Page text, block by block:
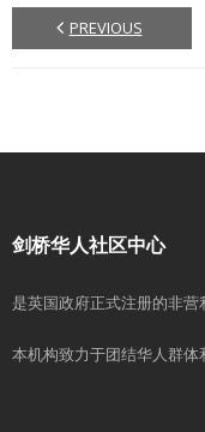
PREVIOUS
剑桥华人社区中心
是英国政府正式注册的非
本机构致力于团结华人群